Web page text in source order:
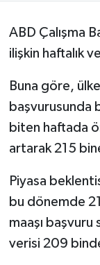
ABD Çalışma
ilişkin haftalık
Buna göre,
başvurusunda
biten haftada
artarak 215
Piyasa
bu dönemde
maaşı başvuru
verisi 209
İletişim